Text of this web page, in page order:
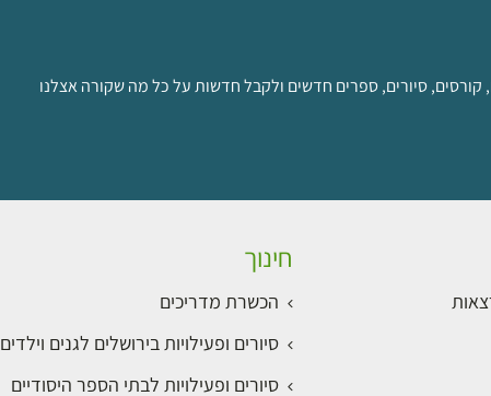
קורסים, סיורים, ספרים חדשים ולקבל חדשות על כל מה שקורה אצלנו
חינוך
הכשרת מדריכים
סיורים ופעילויות בירושלים לגנים וילדים
סיורים ופעילויות לבתי הספר היסודיים